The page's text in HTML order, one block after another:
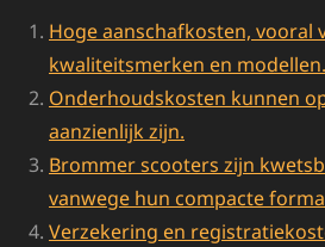
Hoge aanschafkosten, vooral
kwaliteitsmerken en modellen.
Onderhoudskosten kunnen
aanzienlijk zijn.
Brommer scooters zijn
vanwege hun compacte
Verzekering en